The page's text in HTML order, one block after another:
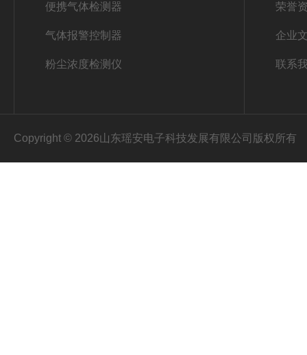
便携气体检测器
气体报警控制器
粉尘浓度检测仪
荣誉
企业
联系
Copyright © 2026山东瑶安电子科技发展有限公司版权所有